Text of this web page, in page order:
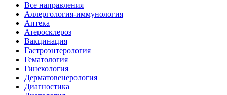
Все направления
Аллергология-иммунология
Аптека
Атеросклероз
Вакцинация
Гастроэнтерология
Гематология
Гинекология
Дерматовенерология
Диагностика